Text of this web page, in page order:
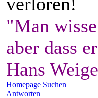
"Man
aber dass
Hans
Homepage Suchen
Antworten